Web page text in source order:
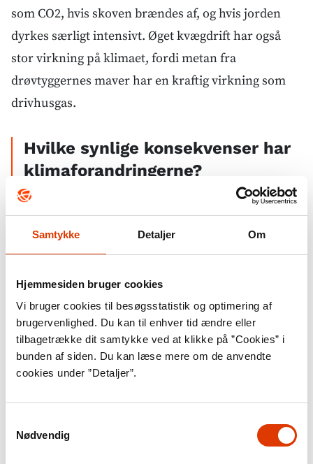
Samtykke Detaljer Om
Hjemmesiden bruger cookies
Vi bruger cookies til besøgsstatistik og optimering af
brugervenlighed. Du kan til enhver tid ændre eller
tilbagetrække dit samtykke ved at klikke på ”Cookies” i
bunden af siden. Du kan læse mere om de anvendte
cookies under ”Detaljer”.
Nødvendig
som CO2, hvis skoven brændes af, og hvis jorden
dyrkes særligt intensivt. Øget kvægdrift har også
stor virkning på klimaet, fordi metan fra
drøvtyggernes maver har en kraftig virkning som
drivhusgas.
Hvilke synlige konsekvenser har
klimaforandringerne?
I både 2023 og 2024 satte Danmark og resten af
globalt set varmeste år nogensinde, siden man
klimatjeneste Copernicus, i januar 2025 meddelte,
at 2024 slog rekorden som det varmeste år
registreret nogensinde. 2024 blev hermed det første
år, hvor Jorden passerede den grænse på en
temperaturstigning på max 1,5 grader, som
landende blev enige om at arbejde for i klimaaftalen
”Paris-aftalen” i 2015, fremgår det af artiklen ”Så er
det officielt: 2024 blev det varmeste år nogensinde